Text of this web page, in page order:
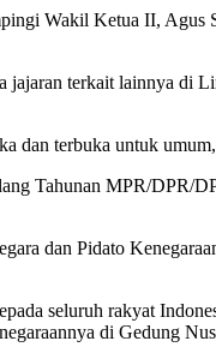
Wakil Ketua II,
jajaran terkait lainnya di
dan terbuka untuk
Tahunan MPR/DPR/
dan Pidato
seluruh rakyat
di Gedung